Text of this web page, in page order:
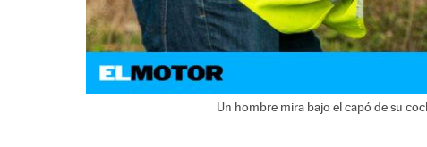
Un hombre mira bajo el capó de su